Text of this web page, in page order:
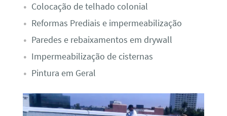
Colocação de telhado colonial
Reformas Prediais e impermeabilização
Paredes e rebaixamentos em drywall
Impermeabilização de cisternas
Pintura em Geral